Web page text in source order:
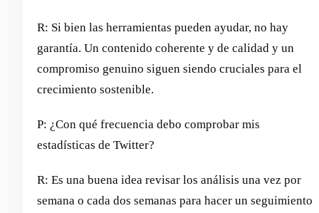
R: Si bien las herramientas pueden ayudar, no hay
garantía. Un contenido coherente y de calidad y un
compromiso genuino siguen siendo cruciales para el
crecimiento sostenible.
P: ¿Con qué frecuencia debo comprobar mis
estadísticas de Twitter?
R: Es una buena idea revisar los análisis una vez por
semana o cada dos semanas para hacer un seguimiento